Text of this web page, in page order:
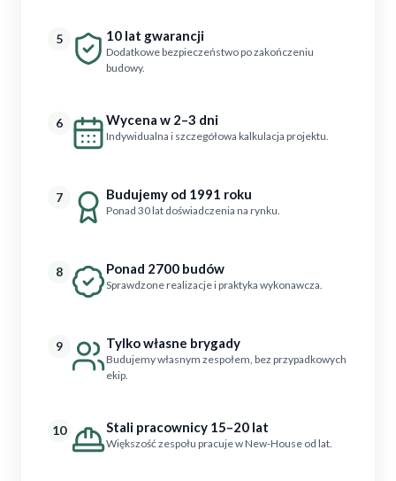
5 10 lat gwarancji
Dodatkowe bezpieczeństwo po zakończeniu
budowy.
6 Wycena w 2–3 dni
Indywidualna i szczegółowa kalkulacja projektu.
7 Budujemy od 1991 roku
Ponad 30 lat doświadczenia na rynku.
8 Ponad 2700 budów
Sprawdzone realizacje i praktyka wykonawcza.
9 Tylko własne brygady
Budujemy własnym zespołem, bez przypadkowych
ekip.
10 Stali pracownicy 15–20 lat
Większość zespołu pracuje w New-House od lat.